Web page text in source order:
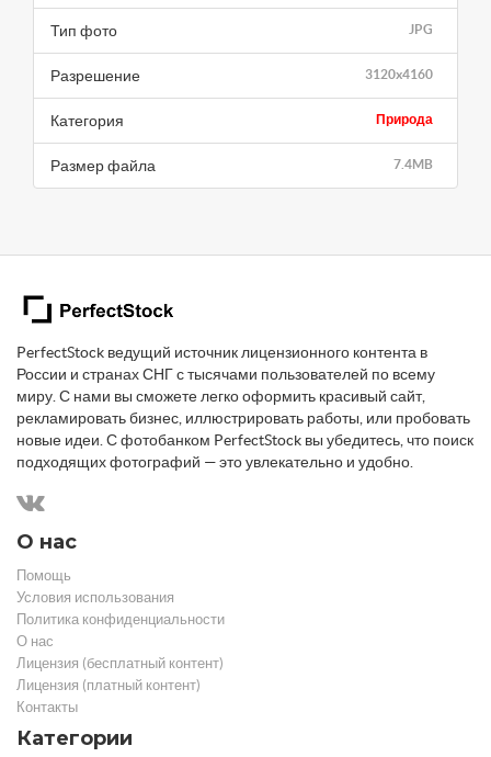
JPG
Тип фото
3120x4160
Разрешение
Природа
Категория
7.4MB
Размер файла
PerfectStock ведущий источник лицензионного контента в
России и странах СНГ с тысячами пользователей по всему
миру. С нами вы сможете легко оформить красивый сайт,
рекламировать бизнес, иллюстрировать работы, или пробовать
новые идеи. С фотобанком PerfectStock вы убедитесь, что поиск
подходящих фотографий — это увлекательно и удобно.
О нас
Помощь
Условия использования
Политика конфиденциальности
О нас
Лицензия (бесплатный контент)
Лицензия (платный контент)
Контакты
Категории